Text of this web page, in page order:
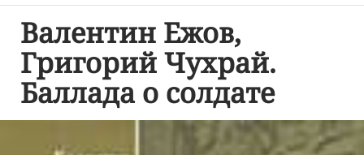
Валентин Ежов,
Григорий Чухрай.
Баллада о солдате